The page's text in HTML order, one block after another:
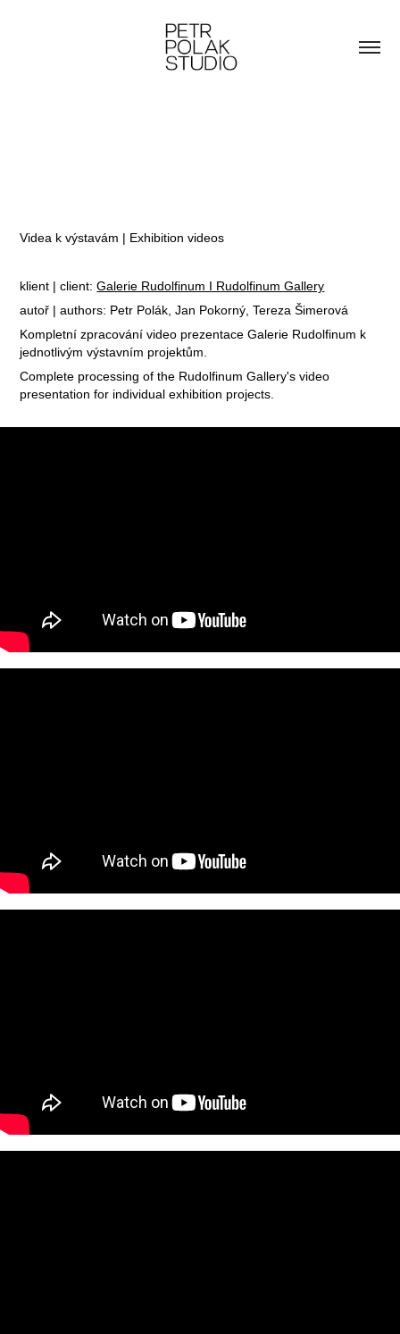
Videa k výstavám | Exhibition videos
klient | client:Galerie Rudolfinum I Rudolfinum Gallery
autoř | authors: Petr Polák, Jan Pokorný, Tereza Šimerová
Kompletní zpracování video prezentace Galerie Rudolfinum k
jednotlivým výstavním projektům.
Complete processing of the Rudolfinum Gallery's video
presentation for individual exhibition projects.